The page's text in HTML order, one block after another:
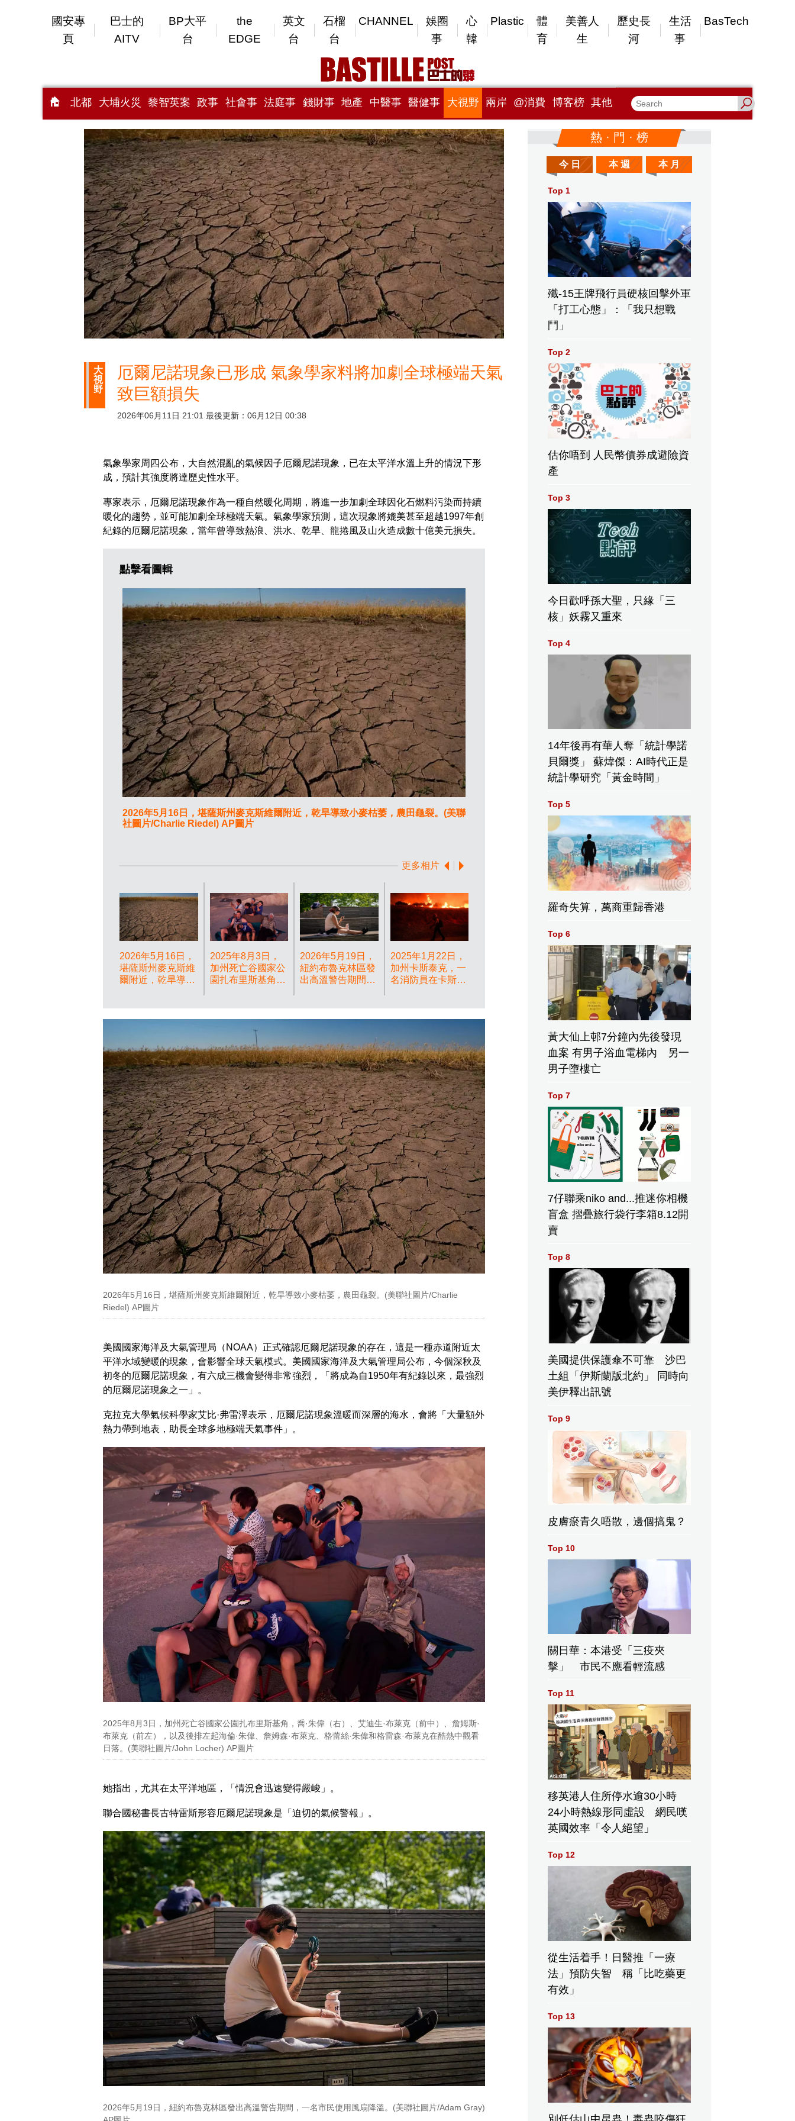
國安專
頁
巴士的
AITV
BP大平
台
the
EDGE
英文
台
石榴
台
CHANNEL
娛圈
事
心
韓
Plastic
體
育
美善人
生
歷史長
河
生活
事
BasTech
北都 大埔火災 黎智英案 政事 社會事 法庭事 錢財事 地產 中醫事 醫健事 大視野 兩岸 @消費 博客榜 其他
大
視
野
厄爾尼諾現象已形成 氣象學家料將加劇全球極端天氣
致巨額損失
2026年06月11日 21:01 最後更新：06月12日 00:38
氣象學家周四公布，大自然混亂的氣候因子厄爾尼諾現象，已在太平洋水溫上升的情況下形
成，預計其強度將達歷史性水平。
專家表示，厄爾尼諾現象作為一種自然暖化周期，將進一步加劇全球因化石燃料污染而持續
暖化的趨勢，並可能加劇全球極端天氣。氣象學家預測，這次現象將媲美甚至超越1997年創
紀錄的厄爾尼諾現象，當年曾導致熱浪、洪水、乾旱、龍捲風及山火造成數十億美元損失。
點擊看圖輯
2026年5月16日，堪薩斯州麥克斯維爾附近，乾旱導致小麥枯萎，農田龜裂。(美聯
社圖片/Charlie Riedel) AP圖片
克（前中）、詹姆斯·布萊克（前左），以及後排左起海倫·朱偉、詹姆森·布
格蕾絲·朱偉和格雷森·布萊克在酷熱中觀看日落。(美聯社圖片/John Locher)
更多相片
2026年5月16日，
堪薩斯州麥克斯維
爾附近，乾旱導致
2025年8月3日，
加州死亡谷國家公
園扎布里斯基角，
左），以及後排左
起海倫·朱偉、詹
姆森·布萊克、格
蕾絲·朱偉和格雷
森·布萊克在酷熱
中觀看日落。(美
聯社圖片/John
Locher) AP圖片
2026年5月19日，
紐約布魯克林區發
出高溫警告期間，
2025年1月22日，
加州卡斯泰克，一
名消防員在卡斯泰
AP圖片
2026年5月16日，堪薩斯州麥克斯維爾附近，乾旱導致小麥枯萎，農田龜裂。(美聯社圖片/Charlie
Riedel) AP圖片
美國國家海洋及大氣管理局（NOAA）正式確認厄爾尼諾現象的存在，這是一種赤道附近太
平洋水域變暖的現象，會影響全球天氣模式。美國國家海洋及大氣管理局公布，今個深秋及
初冬的厄爾尼諾現象，有六成三機會變得非常強烈，「將成為自1950年有紀錄以來，最強烈
的厄爾尼諾現象之一」。
克拉克大學氣候科學家艾比·弗雷澤表示，厄爾尼諾現象溫暖而深層的海水，會將「大量額外
熱力帶到地表，助長全球多地極端天氣事件」。
2025年8月3日，加州死亡谷國家公園扎布里斯基角，喬·朱偉（右）、艾迪生·布萊克（前中）、詹姆斯·
布萊克（前左），以及後排左起海倫·朱偉、詹姆森·布萊克、格蕾絲·朱偉和格雷森·布萊克在酷熱中觀看
日落。(美聯社圖片/John Locher) AP圖片
她指出，尤其在太平洋地區，「情況會迅速變得嚴峻」。
聯合國秘書長古特雷斯形容厄爾尼諾現象是「迫切的氣候警報」。
2026年5月19日，紐約布魯克林區發出高溫警告期間，一名市民使用風扇降溫。(美聯社圖片/Adam Gray)
熱 · 門 · 榜
今 日 本 週 本 月
Top 1
殲-15王牌飛行員硬核回擊外軍
「打工心態」：「我只想戰
鬥」
Top 2
估你唔到 人民幣債券成避險資
產
Top 3
今日歡呼孫大聖，只緣「三
核」妖霧又重來
Top 4
14年後再有華人奪「統計學諾
貝爾獎」 蘇煒傑：AI時代正是
統計學研究「黃金時間」
Top 5
羅奇失算，萬商重歸香港
Top 6
黃大仙上邨7分鐘內先後發現
血案 有男子浴血電梯內 另一
男子墮樓亡
Top 7
7仔聯乘niko and...推迷你相機
盲盒 摺疊旅行袋行李箱8.12開
賣
Top 8
美國提供保護傘不可靠 沙巴
土組「伊斯蘭版北約」 同時向
美伊釋出訊號
Top 9
皮膚瘀青久唔散，邊個搞鬼？
Top 10
關日華：本港受「三疫夾
擊」 市民不應看輕流感
Top 11
移英港人住所停水逾30小時
24小時熱線形同虛設 網民嘆
英國效率「令人絕望」
Top 12
從生活着手！日醫推「一療
法」預防失智 稱「比吃藥更
有效」
Top 13